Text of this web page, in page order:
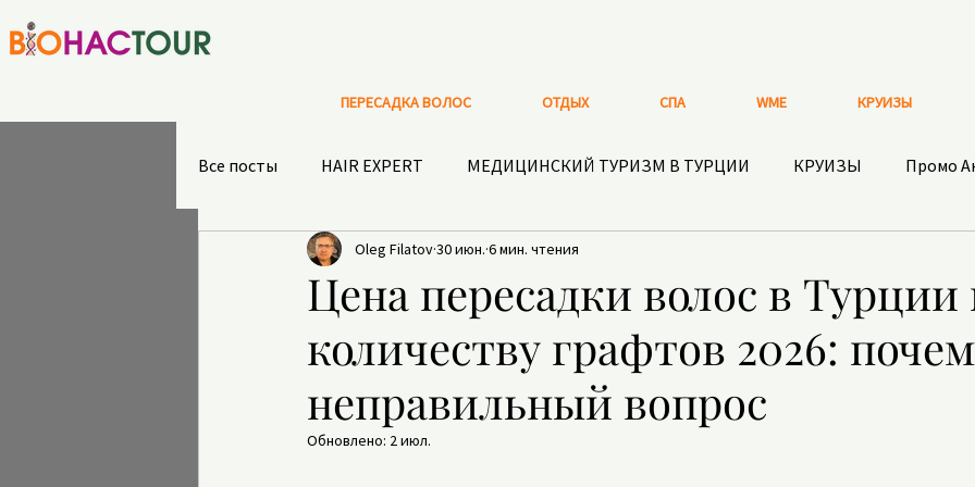
ПЕРЕСАДКА ВОЛОС ОТДЫХ СПА WME КРУИЗЫ
Все посты HAIR EXPERT МЕДИЦИНСКИЙ ТУРИЗМ В ТУРЦИИ КРУИЗЫ Промо
АКТИВНЫЙ ОТДЫХ В ТУРЦИИ ВЕЛНЕС И БИОХАКИНГ В БОДРУМЕ
ИСТОРИЧЕСКИЕ ОТЕЛИ И МЕСТА В ТУРЦИИ СТОМАТОЛОГИЯ ТУРИСТИЧЕСКАЯ
ЭКИПИРОВКА ДЛЯ АКТИВНОГО ОТДЫХА БАДы и ЗДОРОВОЕ ПИТАНИЕ
Цена пересадки волос в Турции
количеству графтов 2026:
неправильный вопрос
Oleg Filatov30 июн. 6 мин. чтения
Обновлено: 2 июл.